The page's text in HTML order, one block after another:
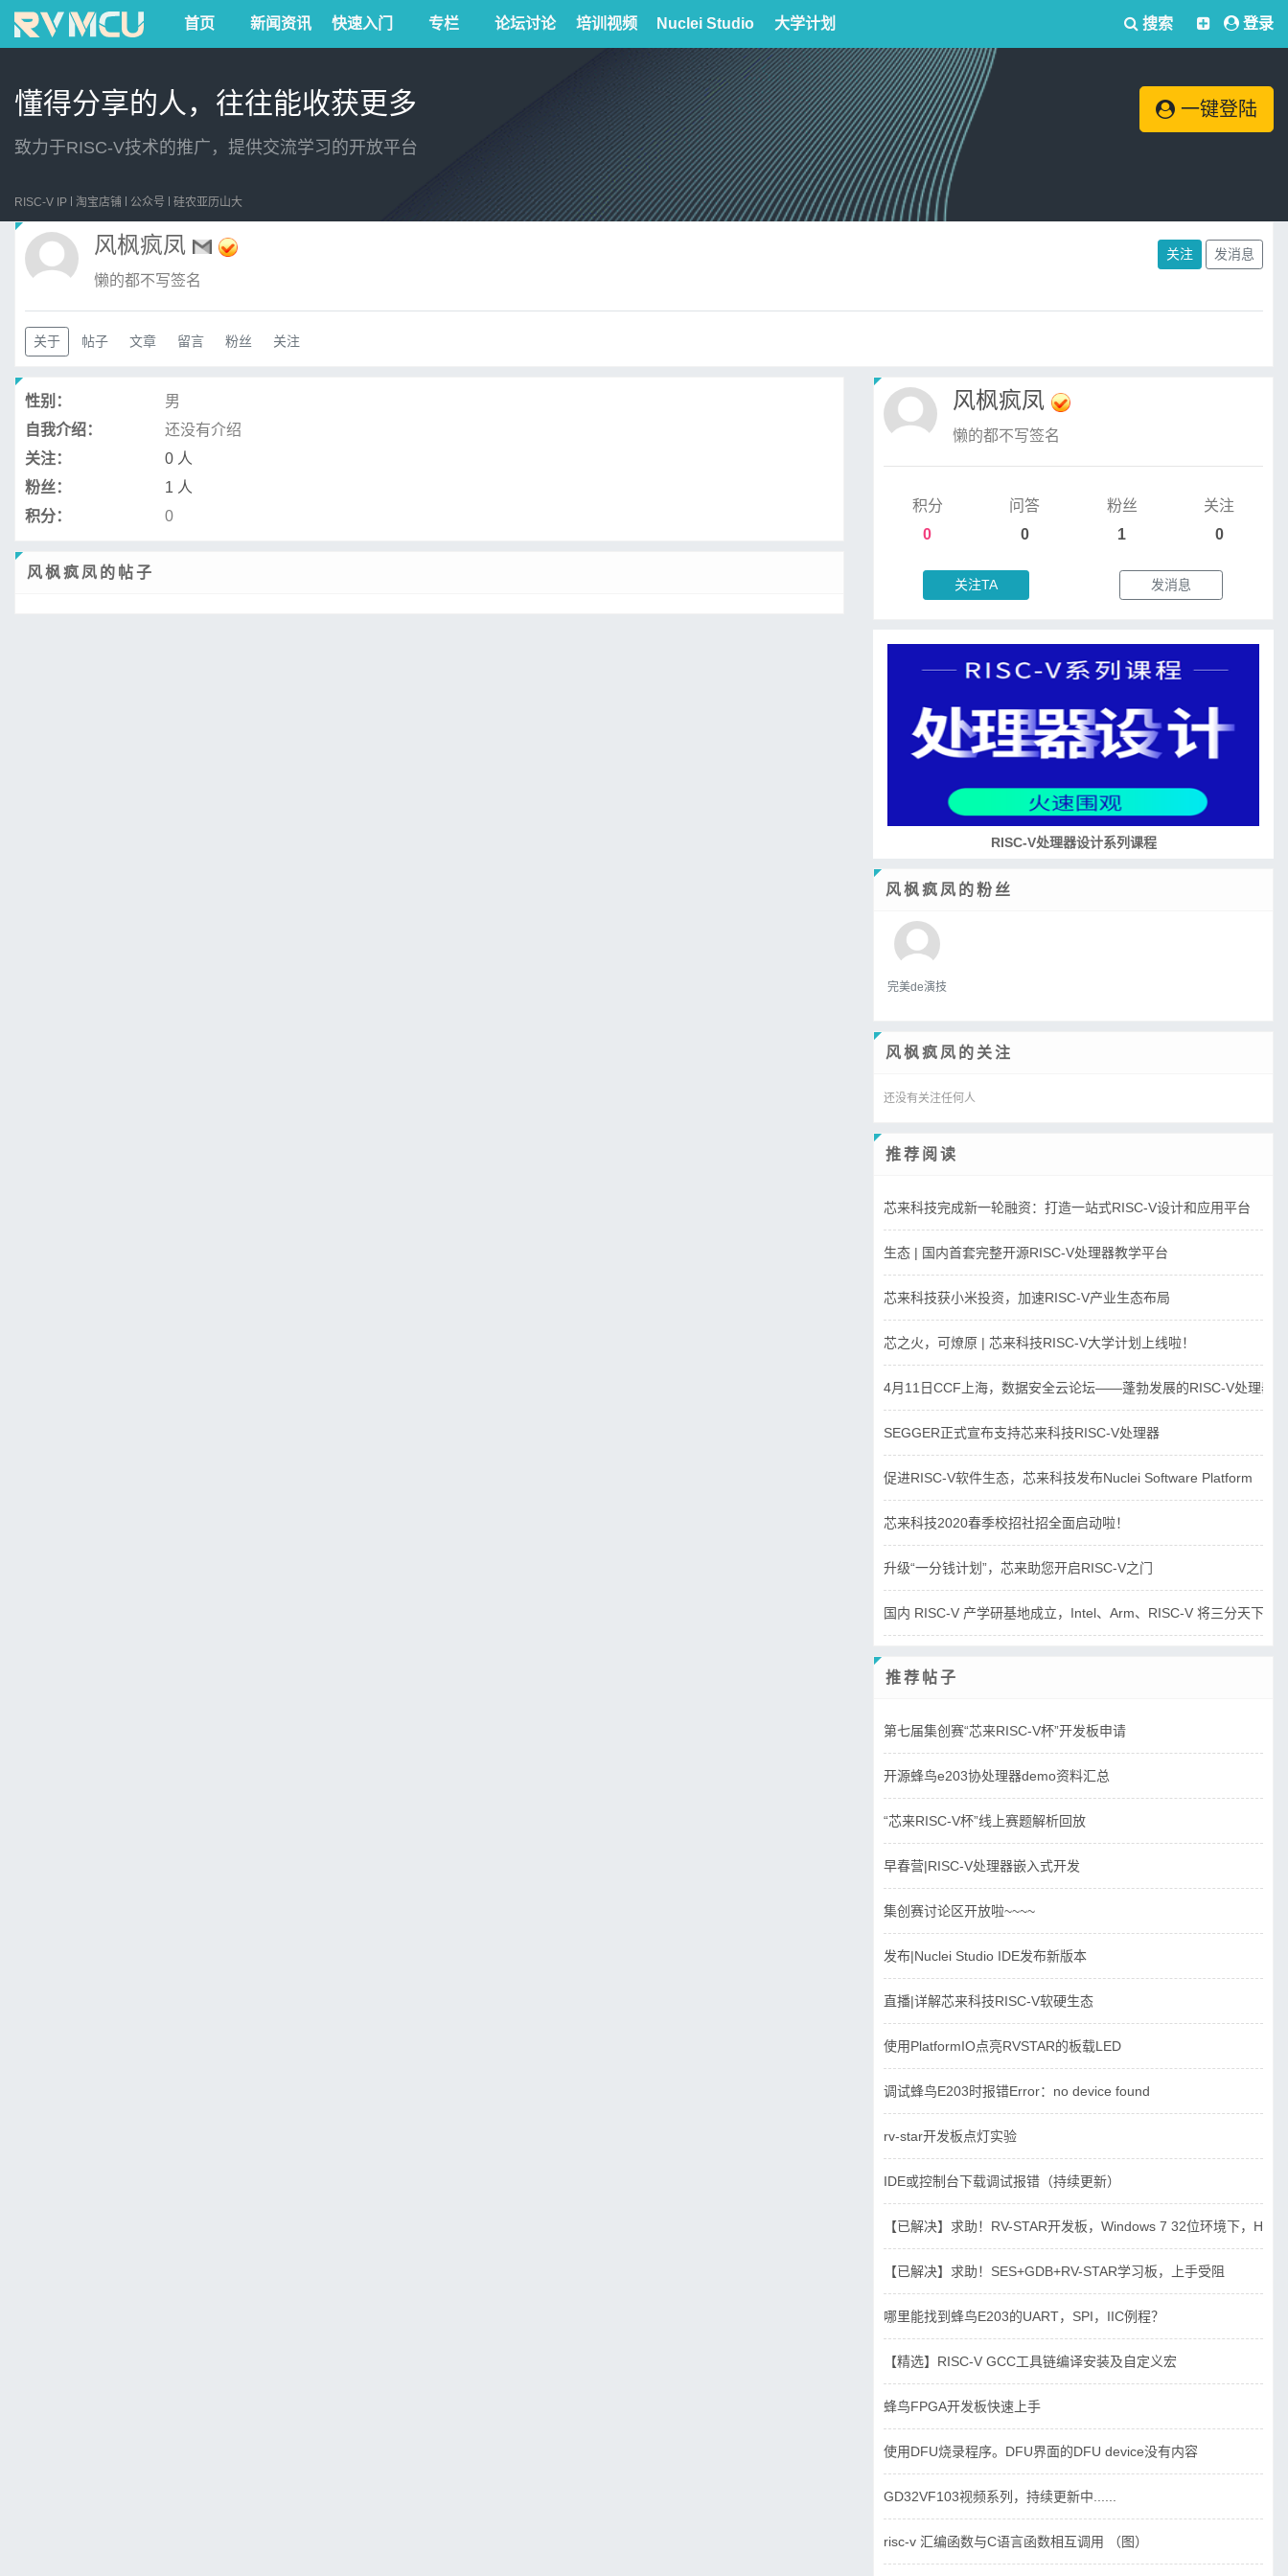
首页 新闻资讯 快速入门 专栏 论坛讨论 培训视频 Nuclei Studio 大学计划 搜索 登录
懂得分享的人，往往能收获更多
致力于RISC-V技术的推广，提供交流学习的开放平台
一键登陆
RISC-V IP 淘宝店铺 公众号 硅农亚历山大
风枫疯凤
懒的都不写签名
关注 发消息
关于 帖子 文章 留言 粉丝 关注
性别：
男
自我介绍：
还没有介绍
关注：
0 人
粉丝：
1 人
积分：
0
风枫疯凤的帖子
风枫疯凤
懒的都不写签名
积分
0
问答
0
粉丝
1
关注
0
关注TA 发消息
RISC-V处理器设计系列课程
风枫疯凤的粉丝
完美de演技
风枫疯凤的关注
还没有关注任何人
推荐阅读
芯来科技完成新一轮融资：打造一站式RISC-V设计和应用平台
生态 | 国内首套完整开源RISC-V处理器教学平台
芯来科技获小米投资，加速RISC-V产业生态布局
芯之火，可燎原 | 芯来科技RISC-V大学计划上线啦！
4月11日CCF上海，数据安全云论坛——蓬勃发展的RISC-V处理器
SEGGER正式宣布支持芯来科技RISC-V处理器
促进RISC-V软件生态，芯来科技发布Nuclei Software Platform
芯来科技2020春季校招社招全面启动啦！
升级“一分钱计划”，芯来助您开启RISC-V之门
国内 RISC-V 产学研基地成立，Intel、Arm、RISC-V 将三分天下？
推荐帖子
第七届集创赛“芯来RISC-V杯”开发板申请
开源蜂鸟e203协处理器demo资料汇总
“芯来RISC-V杯”线上赛题解析回放
早春营|RISC-V处理器嵌入式开发
集创赛讨论区开放啦~~~~
发布|Nuclei Studio IDE发布新版本
直播|详解芯来科技RISC-V软硬生态
使用PlatformIO点亮RVSTAR的板载LED
调试蜂鸟E203时报错Error：no device found
rv-star开发板点灯实验
IDE或控制台下载调试报错（持续更新）
【已解决】求助！RV-STAR开发板，Windows 7 32位环境下，
【已解决】求助！SES+GDB+RV-STAR学习板，上手受阻
哪里能找到蜂鸟E203的UART，SPI，IIC例程？
【精选】RISC-V GCC工具链编译安装及自定义宏
蜂鸟FPGA开发板快速上手
使用DFU烧录程序。DFU界面的DFU device没有内容
GD32VF103视频系列，持续更新中......
risc-v 汇编函数与C语言函数相互调用 （图）